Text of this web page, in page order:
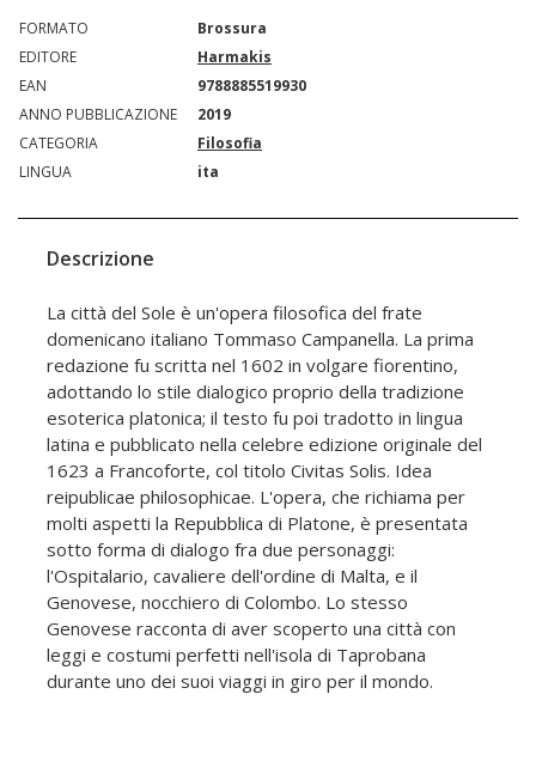
FORMATO
Brossura
EDITORE
Harmakis
EAN
9788885519930
ANNO PUBBLICAZIONE
2019
CATEGORIA
Filosofia
LINGUA
ita
Descrizione
La città del Sole è un'opera filosofica del frate
domenicano italiano Tommaso Campanella. La prima
redazione fu scritta nel 1602 in volgare fiorentino,
adottando lo stile dialogico proprio della tradizione
esoterica platonica; il testo fu poi tradotto in lingua
latina e pubblicato nella celebre edizione originale del
1623 a Francoforte, col titolo Civitas Solis. Idea
reipublicae philosophicae. L'opera, che richiama per
molti aspetti la Repubblica di Platone, è presentata
sotto forma di dialogo fra due personaggi:
l'Ospitalario, cavaliere dell'ordine di Malta, e il
Genovese, nocchiero di Colombo. Lo stesso
Genovese racconta di aver scoperto una città con
leggi e costumi perfetti nell'isola di Taprobana
durante uno dei suoi viaggi in giro per il mondo.